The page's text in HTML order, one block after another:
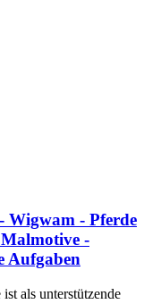
- Pferde
-
Aufgaben
als unterstützende